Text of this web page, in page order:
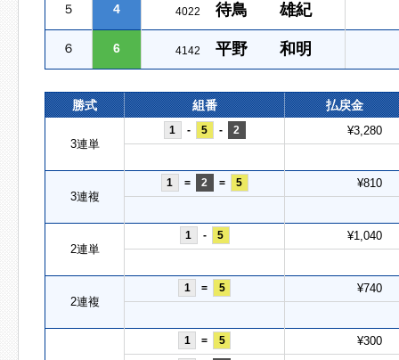
５ 4 4022 待鳥 雄紀
６ 6 4142 平野 和明
勝式 組番 払戻金
3連単
1 - 5 - 2 ¥3,280
3連複
1 = 2 = 5 ¥810
2連単
1 - 5 ¥1,040
2連複
1 = 5 ¥740
1 = 5 ¥300